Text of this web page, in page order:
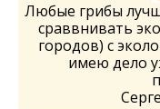
Любые грибы
сраввнивать
городов) с
имею дело